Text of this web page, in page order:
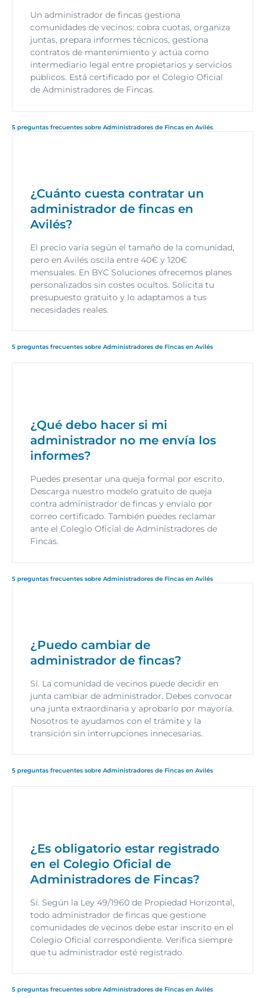
Un administrador de fincas gestiona
comunidades de vecinos: cobra cuotas, organiza
juntas, prepara informes técnicos, gestiona
contratos de mantenimiento y actúa como
intermediario legal entre propietarios y servicios
públicos. Está certificado por el Colegio Oficial
de Administradores de Fincas.
5 preguntas frecuentes sobre Administradores de Fincas en Avilés
¿Cuánto cuesta contratar un
administrador de fincas en
Avilés?
El precio varía según el tamaño de la comunidad,
pero en Avilés oscila entre 40€ y 120€
mensuales. En BYC Soluciones ofrecemos planes
personalizados sin costes ocultos. Solicita tu
presupuesto gratuito y lo adaptamos a tus
necesidades reales.
5 preguntas frecuentes sobre Administradores de Fincas en Avilés
¿Qué debo hacer si mi
administrador no me envía los
informes?
Puedes presentar una queja formal por escrito.
Descarga nuestro modelo gratuito de queja
contra administrador de fincas y envíalo por
correo certificado. También puedes reclamar
ante el Colegio Oficial de Administradores de
Fincas.
5 preguntas frecuentes sobre Administradores de Fincas en Avilés
¿Puedo cambiar de
administrador de fincas?
Sí. La comunidad de vecinos puede decidir en
junta cambiar de administrador. Debes convocar
una junta extraordinaria y aprobarlo por mayoría.
Nosotros te ayudamos con el trámite y la
transición sin interrupciones innecesarias.
5 preguntas frecuentes sobre Administradores de Fincas en Avilés
¿Es obligatorio estar registrado
en el Colegio Oficial de
Administradores de Fincas?
Sí. Según la Ley 49/1960 de Propiedad Horizontal,
todo administrador de fincas que gestione
comunidades de vecinos debe estar inscrito en el
Colegio Oficial correspondiente. Verifica siempre
que tu administrador esté registrado.
5 preguntas frecuentes sobre Administradores de Fincas en Avilés